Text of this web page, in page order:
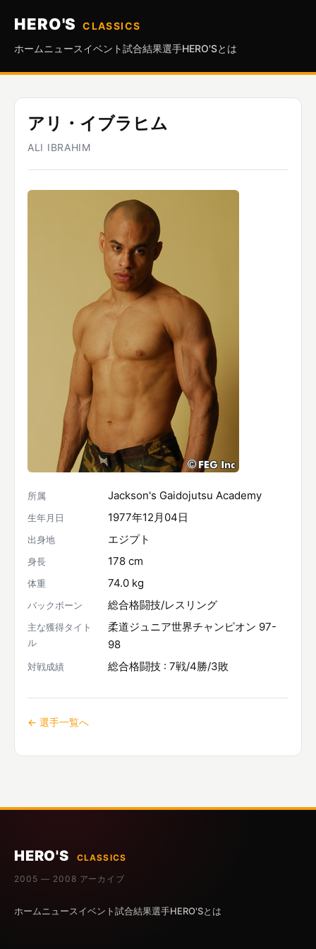
HERO'S
CLASSICS
ホーム ニュースイベント試合結果選手HERO'Sとは
アリ・イブラヒム
ALI IBRAHIM
所属 Jackson's Gaidojutsu Academy
生年月日 1977年12月04日
出身地 エジプト
身長 178 cm
体重 74.0 kg
バックボーン 総合格闘技/レスリング
主な獲得タイト
ル
柔道ジュニア世界チャンピオン 97-
98
対戦成績 総合格闘技 : 7戦/4勝/3敗
← 選手一覧へ
HERO'S
CLASSICS
2005 — 2008 アーカイブ
ホームニュースイベント試合結果選手HERO'Sとは